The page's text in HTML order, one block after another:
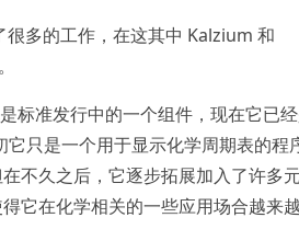
多的工作，在这其中 Kalzium 和
标准发行中的一个组件，现在它已
只是一个用于显示化学周期表的程
不久之后，它逐步拓展加入了许多
它在化学相关的一些应用场合越来